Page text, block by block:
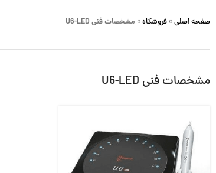
صفحه اصلی » فروشگاه » مشخصات فنی U6-LED
مشخصات فنی U6-LED